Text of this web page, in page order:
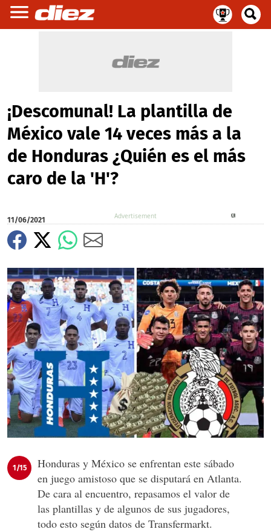
¡Descomunal! La plantilla de
México vale 14 veces más a la
de Honduras ¿Quién es el más
caro de la 'H'?
11/06/2021
1/15
Honduras y México se enfrentan este sábado
en juego amistoso que se disputará en Atlanta.
De cara al encuentro, repasamos el valor de
las plantillas y de algunos de sus jugadores,
todo esto según datos de Transfermarkt.
X